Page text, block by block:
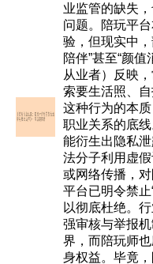
业监管的缺失
问题。陪玩平
验，但现实中
陪伴”甚至“颜
从业者）反映，
索要生活照、
这种行为的本
职业关系的底
能衍生出隐私
法分子利用虚
或网络传播，
平台已明令禁
以彻底杜绝。
强审核与举报
界，而陪玩师
身权益。毕竟